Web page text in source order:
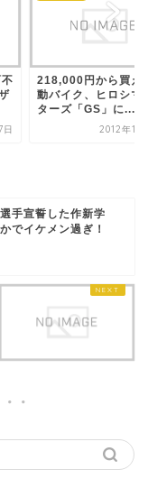
日
218,000円から買え
動バイク、ヒロシマ
ターズ「GS」に...
2012年11
手宣誓した作新学
でイケメン過ぎ！